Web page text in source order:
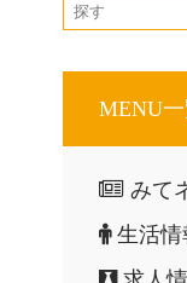
MENU
みて
生活情